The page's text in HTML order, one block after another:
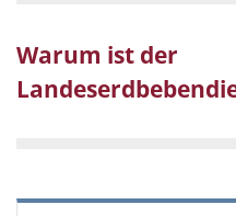
Warum ist der